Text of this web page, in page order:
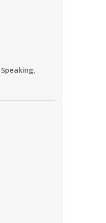
Speaking,